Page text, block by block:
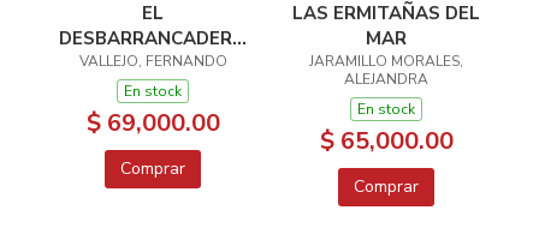
EL
DESBARRANCADERO
ED. 25 ANIV.
VALLEJO, FERNANDO
En stock
$ 69,000.00
Comprar
LAS ERMITAÑAS DEL
MAR
JARAMILLO MORALES,
ALEJANDRA
En stock
$ 65,000.00
Comprar